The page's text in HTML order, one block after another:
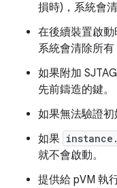
損時)，系統會
在後續裝置啟動
系統會清除所有
如果附加
先前鑄造的鍵。
如果無法驗證初
如果
就不會啟動。
提供給 pVM 執